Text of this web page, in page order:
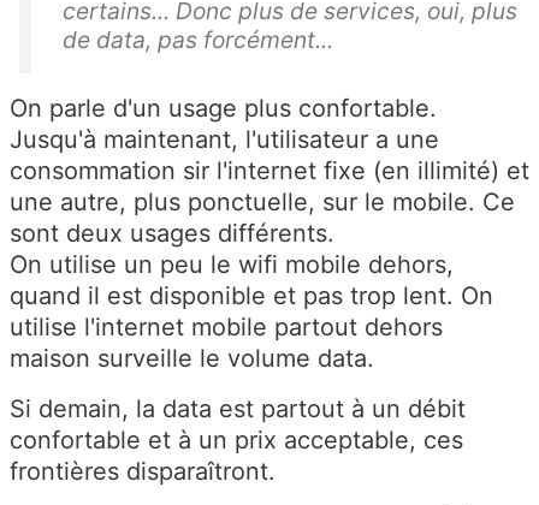
certains... Donc plus de services, oui, plus
de data, pas forcément...
On parle d'un usage plus confortable.
Jusqu'à maintenant, l'utilisateur a une
consommation sir l'internet fixe (en illimité) et
une autre, plus ponctuelle, sur le mobile. Ce
sont deux usages différents.
On utilise un peu le wifi mobile dehors,
quand il est disponible et pas trop lent. On
utilise l'internet mobile partout dehors
maison surveille le volume data.
Si demain, la data est partout à un débit
confortable et à un prix acceptable, ces
frontières disparaîtront.